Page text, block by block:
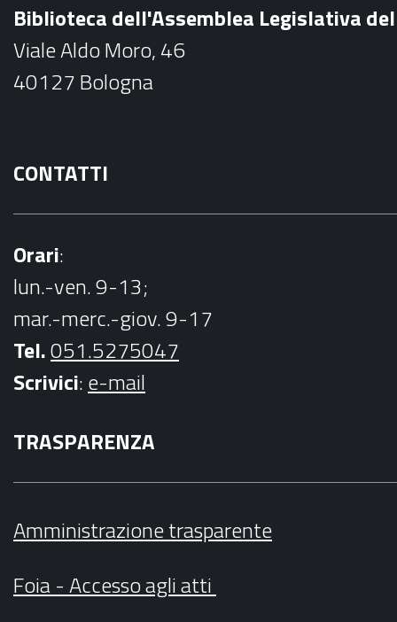
o
k
Biblioteca dell'Assemblea Legislativa
Viale Aldo Moro, 46
40127 Bologna
CONTATTI
Orari:
lun.-ven. 9-13;
mar.-merc.-giov. 9-17
Tel.051.5275047
Scrivici:e-mail
TRASPARENZA
Amministrazione trasparente
Foia - Accesso agli atti